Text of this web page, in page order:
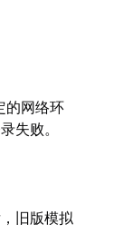
的网络环
失败。
旧版模拟